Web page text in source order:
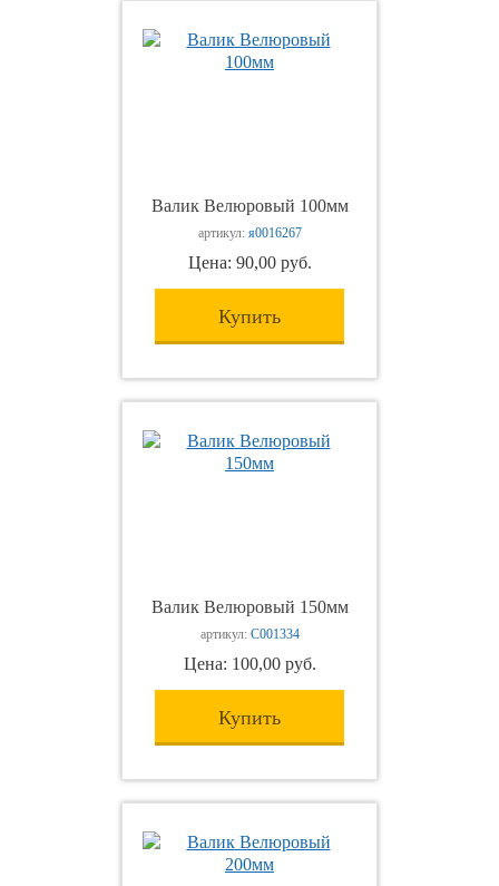
Валик Велюровый 100мм
артикул: я0016267
Цена: 90,00 руб.
Купить
Валик Велюровый 150мм
артикул: С001334
Цена: 100,00 руб.
Купить